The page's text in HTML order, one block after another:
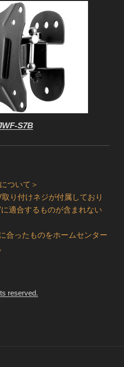
S7B
ついて＞
り付けネジが付属しており
適合するものが含まれない
合ったものをホームセンター
reserved.